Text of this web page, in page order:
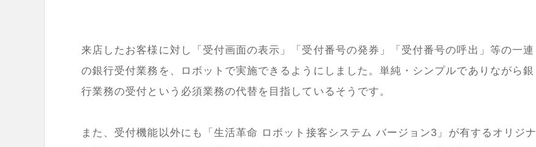
来店したお客様に対し「受付画面の表示」「受付番号の発券」「受付番号の呼出」等の一連
の銀行受付業務を、ロボットで実施できるようにしました。単純・シンプルでありながら銀
行業務の受付という必須業務の代替を目指しているそうです。
また、受付機能以外にも「生活革命 ロボット接客システム バージョン3」が有するオリジナ